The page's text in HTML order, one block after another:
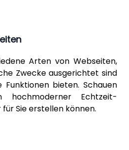
Arten von Webseiten,
Zwecke ausgerichtet sind
Funktionen bieten. Schauen
Echtzeit-
Sie erstellen können.